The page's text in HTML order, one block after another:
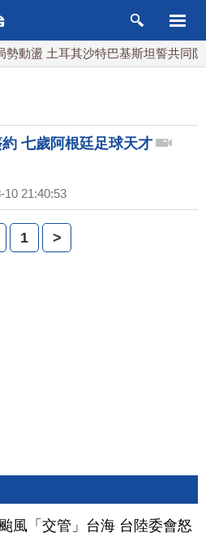
動盪 土耳其沙特巴基斯坦誓共同防禦
七歲阿根廷足球天才
10 21:40:53
1 >
風「交管」台海 台陸委會怒